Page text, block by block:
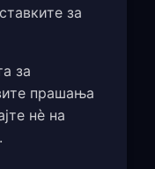
за
за
прашања
нè на
.